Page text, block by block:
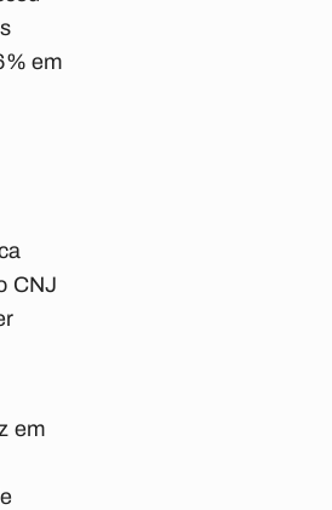
em
CNJ
em